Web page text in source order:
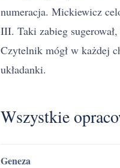
numeracja. Mickiewicz
III. Taki zabieg sugerował,
Czytelnik mógł w każdej
układanki.
Wszystkie
Geneza